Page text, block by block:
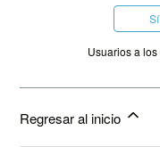
Sí
Usuarios a
Regresar al inicio